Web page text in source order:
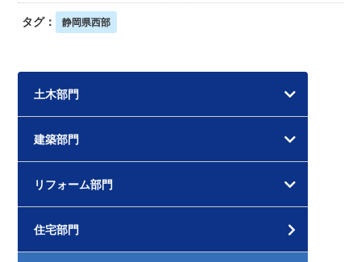
タグ： 静岡県西部
土木部門
建築部門
リフォーム部門
住宅部門